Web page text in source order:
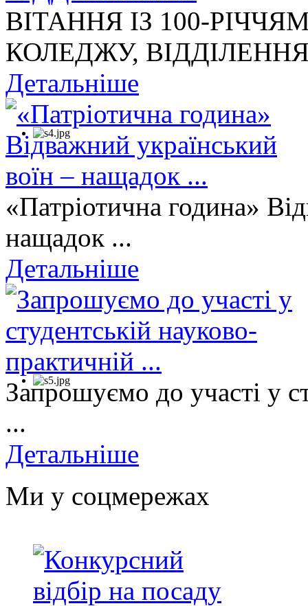
ВІТАННЯ ІЗ 100-
КОЛЕДЖУ,
Детальніше
«Патріотична година»
нащадок ...
Детальніше
Запрошуємо до участі у
...
Детальніше
Ми у соцмережах